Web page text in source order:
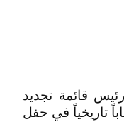
قائمة تجديد
تاريخياً في حفل